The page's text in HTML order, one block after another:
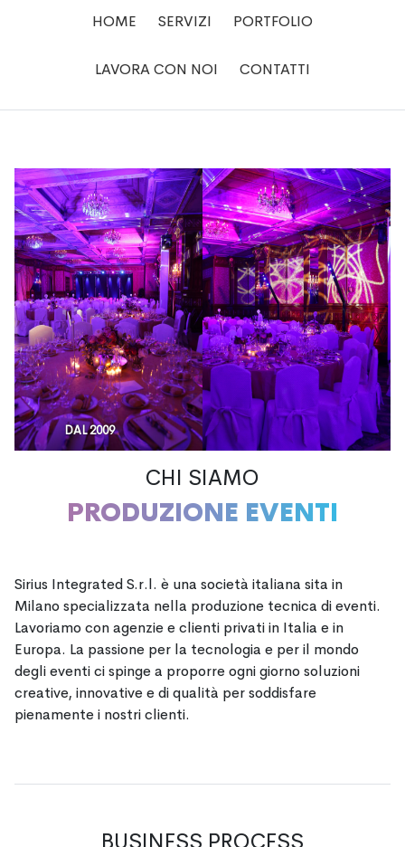
HOME SERVIZI PORTFOLIO
LAVORA CON NOI CONTATTI
DAL 2009
CHI SIAMO
PRODUZIONE EVENTI
Sirius Integrated S.r.l. è una società italiana sita in
Milano specializzata nella produzione tecnica di eventi.
Lavoriamo con agenzie e clienti privati in Italia e in
Europa. La passione per la tecnologia e per il mondo
degli eventi ci spinge a proporre ogni giorno soluzioni
creative, innovative e di qualità per soddisfare
pienamente i nostri clienti.
BUSINESS PROCESS